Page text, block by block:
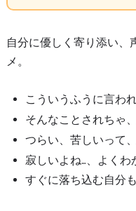
自分に優しく寄り添い、
メ。
こういうふうに言わ
そんなことされちゃ
つらい、苦しいって
寂しいよね…、よくわ
すぐに落ち込む自分